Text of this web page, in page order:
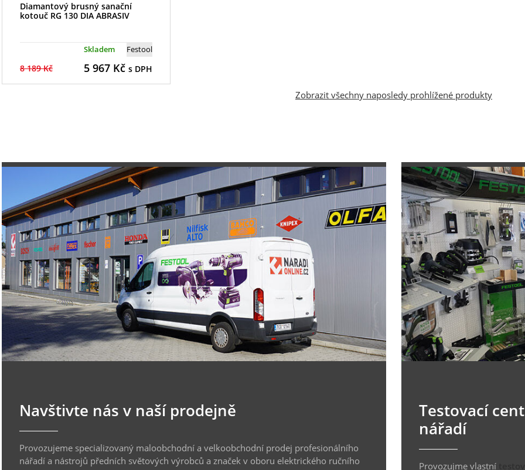
Diamantový brusný sanační
kotouč RG 130 DIA ABRASIV
Festool
Skladem
8 189 Kč 5 967Kč s DPH
Zobrazit všechny naposledy prohlížené produkty
Navštivte nás v naší prodejně
Provozujeme specializovaný maloobchodní a velkoobchodní prodej profesionálního
nářadí a nástrojů předních světových výrobců a značek v oboru elektrického ručního
Testovací
nářadí
Provozujme vlastní